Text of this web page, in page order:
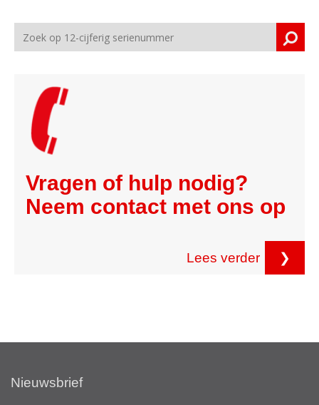
Vragen of hulp nodig?
Neem contact met ons op
Lees verder ❯
Nieuwsbrief